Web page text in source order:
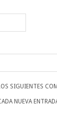
SIGUIENTES
NUEVA